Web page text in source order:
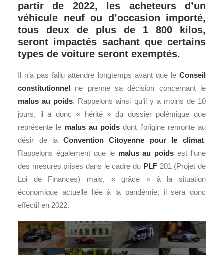
partir de 2022, les acheteurs d’un
véhicule neuf ou d’occasion importé,
tous deux de plus de 1 800 kilos,
seront impactés sachant que certains
types de voiture seront exemptés.
Il n’a pas fallu attendre longtemps avant que le Conseil
constitutionnel ne prenne sa décision concernant le
malus au poids. Rappelons ainsi qu’il y a moins de 10
jours, il a donc « hérité » du dossier polémique que
représente le malus au poids dont l’origine remonte au
désir de la Convention Citoyenne pour le climat.
Rappelons également que le malus au poids est l’une
des mesures prises dans le cadre du PLF201 (Projet de
Loi de Finances) mais, « grâce » à la situation
économique actuelle liée à la pandémie, il sera donc
effectif en 2022.